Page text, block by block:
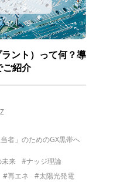
ント）って何？導
ご紹介
者」のためのGX黒帯へ
来
#ナッジ理論
#再エネ
#太陽光発電